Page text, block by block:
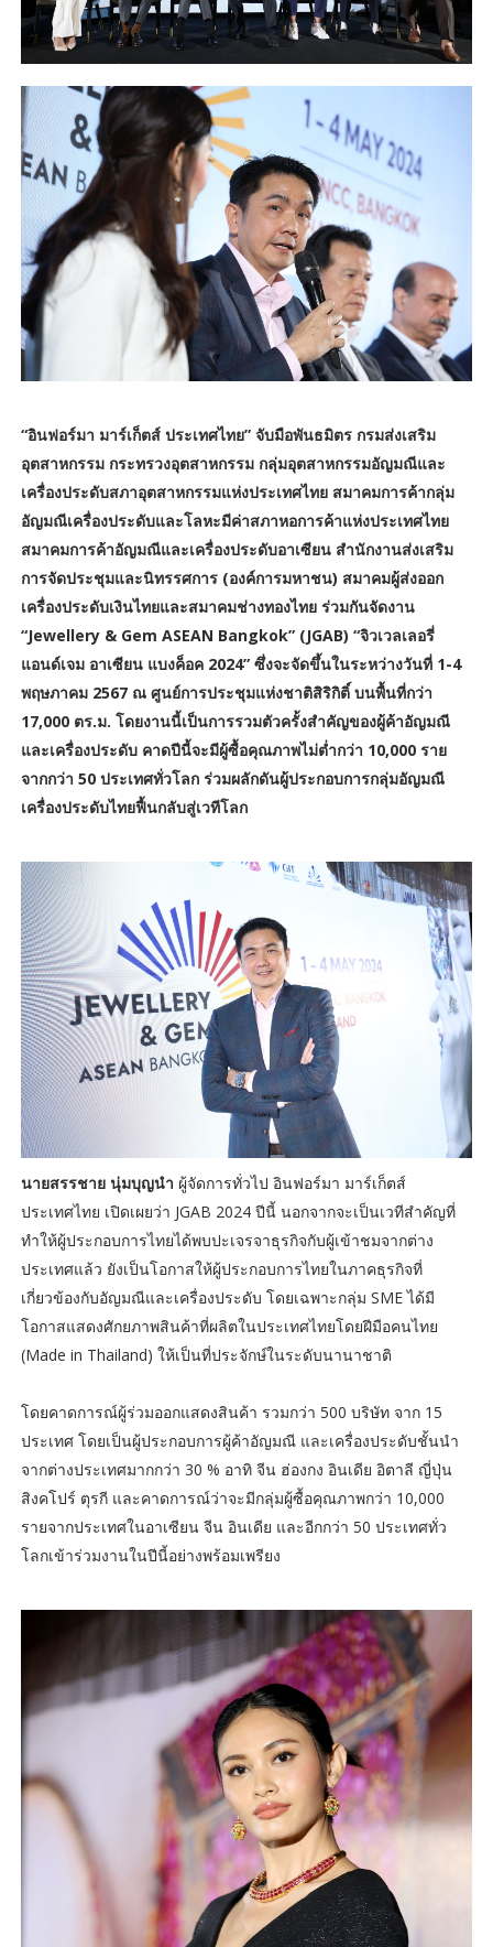
“อินฟอร์มา มาร์เก็ตส์ ประเทศไทย” จับมือพันธมิตร กรมส่งเสริม
อุตสาหกรรม กระทรวงอุตสาหกรรม กลุ่มอุตสาหกรรมอัญมณีและ
เครื่องประดับสภาอุตสาหกรรมแห่งประเทศไทย สมาคมการค้ากลุ่ม
อัญมณีเครื่องประดับและโลหะมีค่าสภาหอการค้าแห่งประเทศไทย
สมาคมการค้าอัญมณีและเครื่องประดับอาเซียน สำนักงานส่งเสริม
การจัดประชุมและนิทรรศการ (องค์การมหาชน) สมาคมผู้ส่งออก
เครื่องประดับเงินไทยและสมาคมช่างทองไทย ร่วมกันจัดงาน
“Jewellery & Gem ASEAN Bangkok” (JGAB) “จิวเวลเลอรี่
แอนด์เจม อาเซียน แบงค็อค 2024” ซึ่งจะจัดขึ้นในระหว่างวันที่ 1-4
พฤษภาคม 2567 ณ ศูนย์การประชุมแห่งชาติสิริกิติ์ บนพื้นที่กว่า
17,000 ตร.ม. โดยงานนี้เป็นการรวมตัวครั้งสำคัญของผู้ค้าอัญมณี
และเครื่องประดับ คาดปีนี้จะมีผู้ซื้อคุณภาพไม่ต่ำกว่า 10,000 ราย
จากกว่า 50 ประเทศทั่วโลก ร่วมผลักดันผู้ประกอบการกลุ่มอัญมณี
เครื่องประดับไทยฟื้นกลับสู่เวทีโลก
นายสรรชาย นุ่มบุญนำ ผู้จัดการทั่วไป อินฟอร์มา มาร์เก็ตส์
ประเทศไทย เปิดเผยว่า JGAB 2024 ปีนี้ นอกจากจะเป็นเวทีสำคัญที่
ทำให้ผู้ประกอบการไทยได้พบปะเจรจาธุรกิจกับผู้เข้าชมจากต่าง
ประเทศแล้ว ยังเป็นโอกาสให้ผู้ประกอบการไทยในภาคธุรกิจที่
เกี่ยวข้องกับอัญมณีและเครื่องประดับ โดยเฉพาะกลุ่ม SME ได้มี
โอกาสแสดงศักยภาพสินค้าที่ผลิตในประเทศไทยโดยฝีมือคนไทย
(Made in Thailand) ให้เป็นที่ประจักษ์ในระดับนานาชาติ
โดยคาดการณ์ผู้ร่วมออกแสดงสินค้า รวมกว่า 500 บริษัท จาก 15
ประเทศ โดยเป็นผู้ประกอบการผู้ค้าอัญมณี และเครื่องประดับชั้นนำ
จากต่างประเทศมากกว่า 30 % อาทิ จีน ฮ่องกง อินเดีย อิตาลี ญี่ปุ่น
สิงคโปร์ ตุรกี และคาดการณ์ว่าจะมีกลุ่มผู้ซื้อคุณภาพกว่า 10,000
รายจากประเทศในอาเซียน จีน อินเดีย และอีกกว่า 50 ประเทศทั่ว
โลกเข้าร่วมงานในปีนี้อย่างพร้อมเพรียง